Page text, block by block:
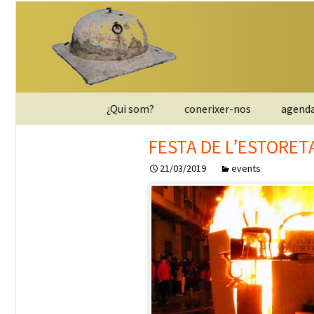
¿Qui som? conerixer-nos
entitat
JUNTA DIRECTIVA
apunta`t
contactar
Política de privacidad
FESTA DE
21/03/2019 events